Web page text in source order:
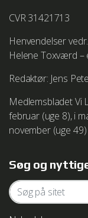
CVR 31421713
Henvendelser
Helene Toxværd –
Redaktør: Jens
Medlemsbladet Vi
februar (uge 8), i
november (uge 49)
Søg og